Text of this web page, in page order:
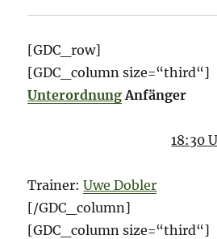
[GDC_row]
[GDC_column size=“third“]
Unterordnung Anfänger
18:30
Trainer:Uwe Dobler
[/GDC_column]
[GDC_column size=“third“]